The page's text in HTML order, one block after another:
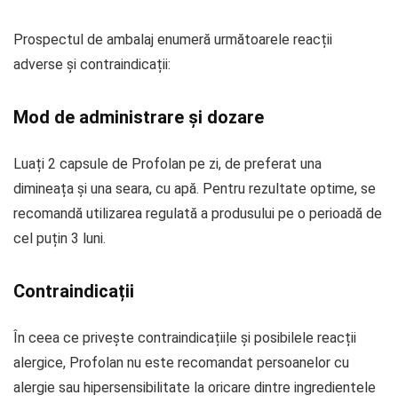
Prospectul de ambalaj enumeră următoarele reacții
adverse și contraindicații:
Mod de administrare și dozare
Luați 2 capsule de Profolan pe zi, de preferat una
dimineața și una seara, cu apă. Pentru rezultate optime, se
recomandă utilizarea regulată a produsului pe o perioadă de
cel puțin 3 luni.
Contraindicații
În ceea ce privește contraindicațiile și posibilele reacții
alergice, Profolan nu este recomandat persoanelor cu
alergie sau hipersensibilitate la oricare dintre ingredientele